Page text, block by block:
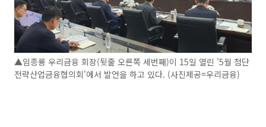
▲임종룡 우리금융 회장(뒷줄 오른쪽 세번째)이 15일 열린 '5월 첨단
전략산업금융협의회'에서 발언을 하고 있다. (사진제공=우리금융)